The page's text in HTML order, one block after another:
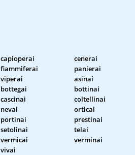
capioperai
cenerai
fiammiferai
panierai
viperai
asinai
bottegai
bottinai
cascinai
coltellinai
nevai
orticai
portinai
prestinai
setolinai
telai
vermicai
verminai
vivai